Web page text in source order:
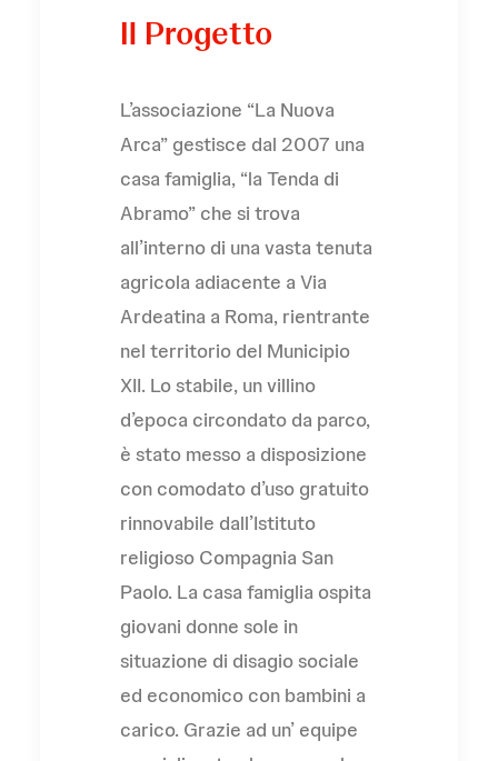
Il Progetto
L’associazione “La Nuova
Arca” gestisce dal 2007 una
casa famiglia, “la Tenda di
Abramo” che si trova
all’interno di una vasta tenuta
agricola adiacente a Via
Ardeatina a Roma, rientrante
nel territorio del Municipio
XII. Lo stabile, un villino
d’epoca circondato da parco,
è stato messo a disposizione
con comodato d’uso gratuito
rinnovabile dall’Istituto
religioso Compagnia San
Paolo. La casa famiglia ospita
giovani donne sole in
situazione di disagio sociale
ed economico con bambini a
carico. Grazie ad un’ equipe